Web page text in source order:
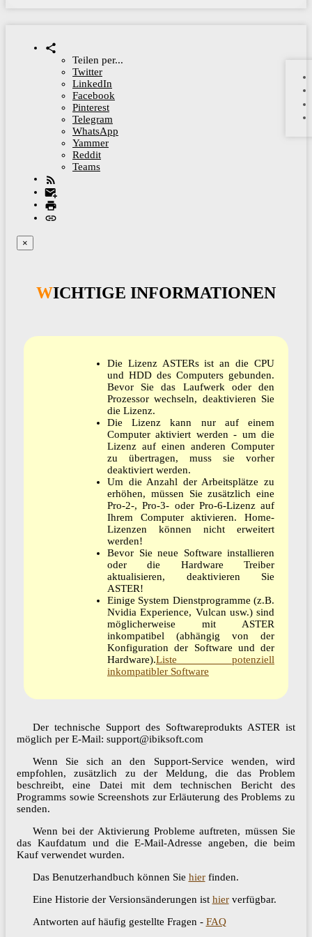
Teilen per...
Twitter
LinkedIn
Facebook
Pinterest
Telegram
WhatsApp
Yammer
Reddit
Teams
×
WICHTIGE INFORMATIONEN
Die Lizenz ASTERs ist an die CPU
und HDD des Computers gebunden.
Bevor Sie das Laufwerk oder den
Prozessor wechseln, deaktivieren Sie
die Lizenz.
Die Lizenz kann nur auf einem
Computer aktiviert werden - um die
Lizenz auf einen anderen Computer
zu übertragen, muss sie vorher
deaktiviert werden.
Um die Anzahl der Arbeitsplätze zu
erhöhen, müssen Sie zusätzlich eine
Pro-2-, Pro-3- oder Pro-6-Lizenz auf
Ihrem Computer aktivieren. Home-
Lizenzen können nicht erweitert
werden!
Bevor Sie neue Software installieren
oder die Hardware Treiber
aktualisieren, deaktivieren Sie
ASTER!
Einige System Dienstprogramme (z.B.
Nvidia Experience, Vulcan usw.) sind
möglicherweise mit ASTER
inkompatibel (abhängig von der
Konfiguration der Software und der
Hardware).Liste potenziell
inkompatibler Software
Der technische Support des Softwareprodukts ASTER ist
möglich per E-Mail: support@ibiksoft.com
Wenn Sie sich an den Support-Service wenden, wird
empfohlen, zusätzlich zu der Meldung, die das Problem
beschreibt, eine Datei mit dem technischen Bericht des
Programms sowie Screenshots zur Erläuterung des Problems zu
senden.
Wenn bei der Aktivierung Probleme auftreten, müssen Sie
das Kaufdatum und die E-Mail-Adresse angeben, die beim
Kauf verwendet wurden.
Das Benutzerhandbuch können Sie hierfinden.
Eine Historie der Versionsänderungen ist hierverfügbar.
Antworten auf häufig gestellte Fragen - FAQ